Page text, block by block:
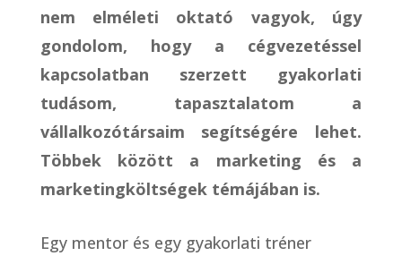
nem elméleti oktató vagyok, úgy
gondolom, hogy a cégvezetéssel
kapcsolatban szerzett gyakorlati
tudásom, tapasztalatom a
vállalkozótársaim segítségére lehet.
Többek között a marketing és a
marketingköltségek témájában is.
Egy mentor és egy gyakorlati tréner